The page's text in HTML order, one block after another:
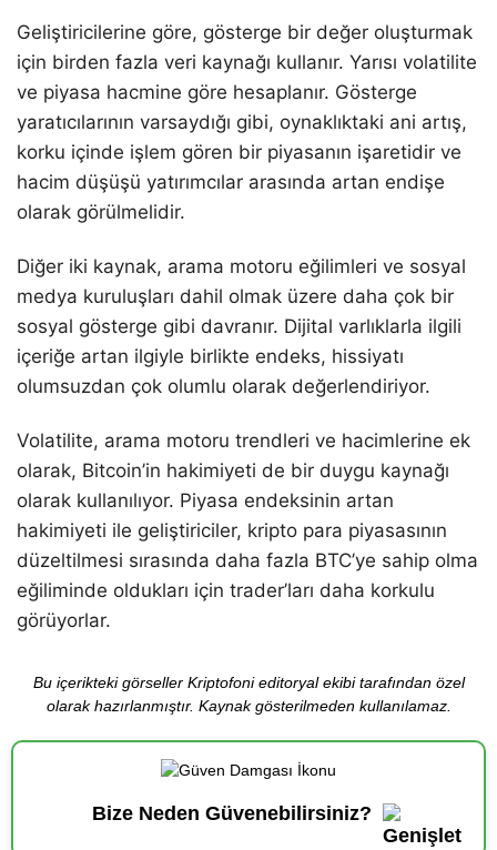
Geliştiricilerine göre, gösterge bir değer oluşturmak
için birden fazla veri kaynağı kullanır. Yarısı volatilite
ve piyasa hacmine göre hesaplanır. Gösterge
yaratıcılarının varsaydığı gibi, oynaklıktaki ani artış,
korku içinde işlem gören bir piyasanın işaretidir ve
hacim düşüşü yatırımcılar arasında artan endişe
olarak görülmelidir.
Diğer iki kaynak, arama motoru eğilimleri ve sosyal
medya kuruluşları dahil olmak üzere daha çok bir
sosyal gösterge gibi davranır. Dijital varlıklarla ilgili
içeriğe artan ilgiyle birlikte endeks, hissiyatı
olumsuzdan çok olumlu olarak değerlendiriyor.
Volatilite, arama motoru trendleri ve hacimlerine ek
olarak, Bitcoin’in hakimiyeti de bir duygu kaynağı
olarak kullanılıyor. Piyasa endeksinin artan
hakimiyeti ile geliştiriciler, kripto para piyasasının
düzeltilmesi sırasında daha fazla BTC’ye sahip olma
eğiliminde oldukları için trader’ları daha korkulu
görüyorlar.
Bu içerikteki görseller Kriptofoni editoryal ekibi tarafından özel
olarak hazırlanmıştır. Kaynak gösterilmeden kullanılamaz.
Bize Neden Güvenebilirsiniz?